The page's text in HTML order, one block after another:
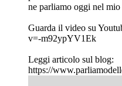
ne parliamo oggi nel
Guarda il video su
v=-m92ypYV1Ek
Leggi articolo sul blog:
https://